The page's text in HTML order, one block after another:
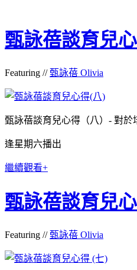
甄詠蓓談育兒
Featuring // 甄詠蓓 Olivia
甄詠蓓談育兒心得（八）- 對於
逢星期六播出
繼續觀看+
甄詠蓓談育兒
Featuring // 甄詠蓓 Olivia